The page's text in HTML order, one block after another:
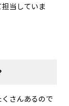
当していま
さんあるので